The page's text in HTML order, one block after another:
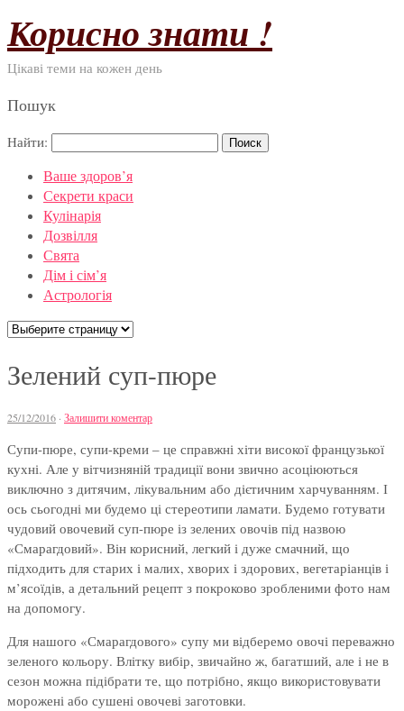
Корисно знати !
Цікаві теми на кожен день
Пошук
Найти:
Ваше здоров’я
Секрети краси
Кулінарія
Дозвілля
Свята
Дім і сім’я
Астрологія
Зелений суп-пюре
25/12/2016 · Залишити коментар
Супи-пюре, супи-креми – це справжні хіти високої французької
кухні. Але у вітчизняній традиції вони звично асоціюються
виключно з дитячим, лікувальним або дієтичним харчуванням. І
ось сьогодні ми будемо ці стереотипи ламати. Будемо готувати
чудовий овочевий суп-пюре із зелених овочів під назвою
«Смарагдовий». Він корисний, легкий і дуже смачний, що
підходить для старих і малих, хворих і здорових, вегетаріанців і
м’ясоїдів, а детальний рецепт з покроково зробленими фото нам
на допомогу.
Для нашого «Смарагдового» супу ми відберемо овочі переважно
зеленого кольору. Влітку вибір, звичайно ж, багатший, але і не в
сезон можна підібрати те, що потрібно, якщо використовувати
морожені або сушені овочеві заготовки.